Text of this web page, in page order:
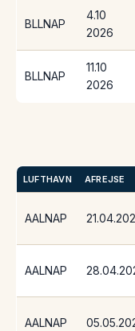
BLLNAP
4.10
2026
BLLNAP
11.10
2026
LUFTHAVN AFREJSE
AALNAP
AALNAP
AALNAP